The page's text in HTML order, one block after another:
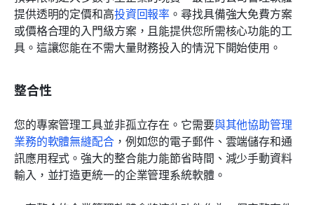
提供透明的定價和高投資回報率 。尋找具備強大免費方案
或價格合理的入門級方案，且能提供您所需核心功能的工
具。這讓您能在不需大量財務投入的情況下開始使用。
整合性
您的專案管理工具並非孤立存在。它需要與其他協助管理
業務的軟體無縫配合，例如您的電子郵件、雲端儲存和通
訊應用程式。強大的整合能力能節省時間、減少手動資料
輸入，並打造更統一的企業管理系統軟體。